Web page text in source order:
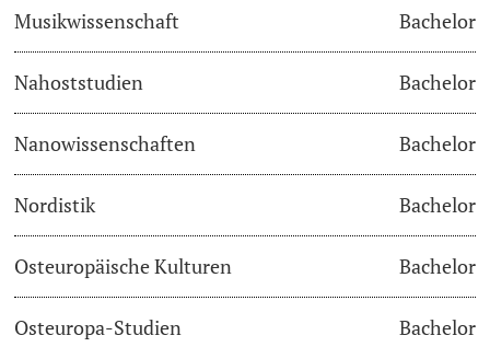
Lernbörse
Lernräume
Musikwissenschaft Bachelor
Nahoststudien Bachelor
Nanowissenschaften Bachelor
Nordistik Bachelor
Osteuropäische Kulturen Bachelor
Osteuropa-Studien Bachelor